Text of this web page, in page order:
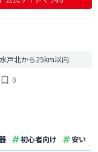
戸北から25km以内
0
初心者向け 安い